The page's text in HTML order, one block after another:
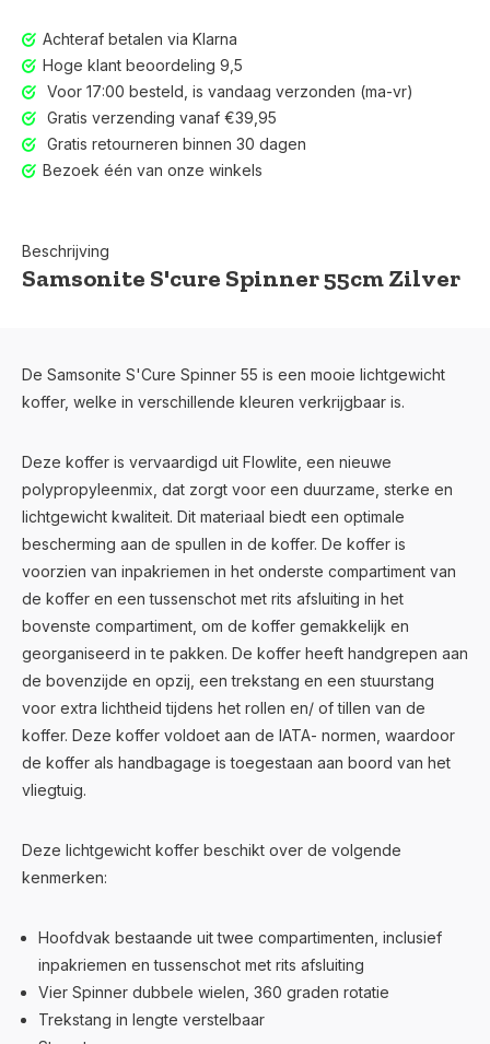
Achteraf betalen via Klarna
Hoge klant beoordeling 9,5
Voor 17:00 besteld, is vandaag verzonden (ma-vr)
Gratis verzending vanaf €39,95
Gratis retourneren binnen 30 dagen
Bezoek één van onze winkels
Beschrijving
Samsonite S'cure Spinner 55cm Zilver
De Samsonite S'Cure Spinner 55 is een mooie lichtgewicht
koffer, welke in verschillende kleuren verkrijgbaar is.
Deze koffer is vervaardigd uit Flowlite, een nieuwe
polypropyleenmix, dat zorgt voor een duurzame, sterke en
lichtgewicht kwaliteit. Dit materiaal biedt een optimale
bescherming aan de spullen in de koffer. De koffer is
voorzien van inpakriemen in het onderste compartiment van
de koffer en een tussenschot met rits afsluiting in het
bovenste compartiment, om de koffer gemakkelijk en
georganiseerd in te pakken. De koffer heeft handgrepen aan
de bovenzijde en opzij, een trekstang en een stuurstang
voor extra lichtheid tijdens het rollen en/ of tillen van de
koffer. Deze koffer voldoet aan de IATA- normen, waardoor
de koffer als handbagage is toegestaan aan boord van het
vliegtuig.
Deze lichtgewicht koffer beschikt over de volgende
kenmerken:
Hoofdvak bestaande uit twee compartimenten, inclusief
inpakriemen en tussenschot met rits afsluiting
Vier Spinner dubbele wielen, 360 graden rotatie
Trekstang in lengte verstelbaar